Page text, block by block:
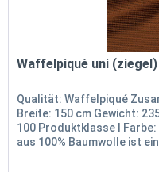
Waffelpiqué uni
Qualität: Waffelpiqué
Breite: 150 cm Gewicht:
100 Produktklasse I
aus 100% Baumwolle ist